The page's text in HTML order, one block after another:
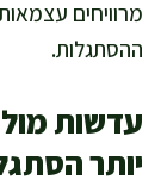
מרוויחים
ההסתגלות.
עדשות
יותר